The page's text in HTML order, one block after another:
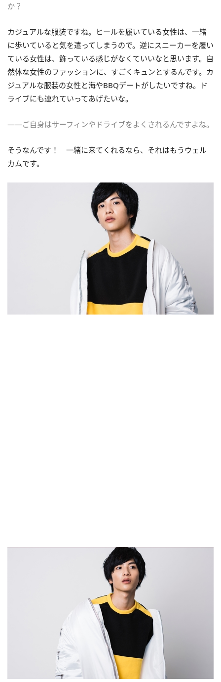
か？
カジュアルな服装ですね。ヒールを履いている女性は、一緒
に歩いていると気を遣ってしまうので。逆にスニーカーを履い
ている女性は、飾っている感じがなくていいなと思います。自
然体な女性のファッションに、すごくキュンとするんです。カ
ジュアルな服装の女性と海やBBQデートがしたいですね。ド
ライブにも連れていってあげたいな。
――ご自身はサーフィンやドライブをよくされるんですよね。
そうなんです！ 一緒に来てくれるなら、それはもうウェル
カムです。